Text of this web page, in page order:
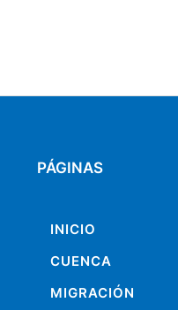
PÁGINAS
INICIO
CUENCA
MIGRACIÓN